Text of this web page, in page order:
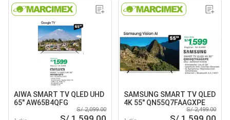
AIWA SMART TV QLED UHD
65" AW65B4QFG
S/ 2,099.00
SAMSUNG SMART TV QLED
4K 55" QN55Q7FAAGXPE
S/ 2,499.00